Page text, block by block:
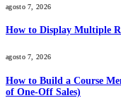
agosto 7, 2026
How to Display Multiple
agosto 7, 2026
How to Build a Course
of One-Off Sales)